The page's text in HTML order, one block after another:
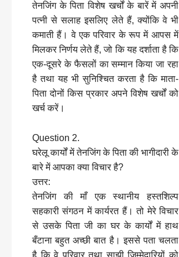
तेनजिंग के पिता विशेष खर्चों के बारें में अपनी
पत्नी से सलाह इसलिए लेते हैं, क्योंकि वे भी
कमाती हैं। वे एक परिवार के रूप में आपस में
मिलकर निर्णय लेते हैं, जो कि यह दर्शाता है कि
एक-दूसरे के फैसलों का सम्मान किया जा रहा
है तथा यह भी सुनिश्चित करता है कि माता-
पिता दोनों किस प्रकार अपने विशेष खर्चों को
खर्च करें।
Question 2.
घरेलू कार्यों में तेनजिंग के पिता की भागीदारी के
बारे में आपका क्या विचार है?
उत्तर:
तेनजिंग की माँ एक स्थानीय हस्तशिल्प
सहकारी संगठन में कार्यरत हैं। तो मेरे विचार
से उसके पिता जी का घर के कार्यों में हाथ
बँटाना बहुत अच्छी बात है। इससे पता चलता
है कि वे परिवार तथा साझी जिम्मेदारियों को